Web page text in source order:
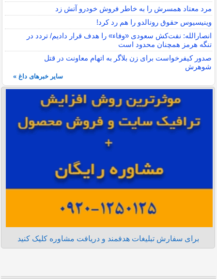
مرد معتاد همسرش را به خاطر فروش خودرو آتش زد
وینیسیوس حقوق رونالدو را هم رد کرد!
انصارالله: نفت‌کش سعودی «وفاء» را هدف قرار دادیم/ تردد در
تنگه هرمز همچنان محدود است
صدور کیفرخواست برای زن بلاگر به اتهام معاونت در قتل
شوهرش
سایر خبرهای داغ »
برای سفارش تبلیغات هدفمند و دریافت مشاوره کلیک کنید